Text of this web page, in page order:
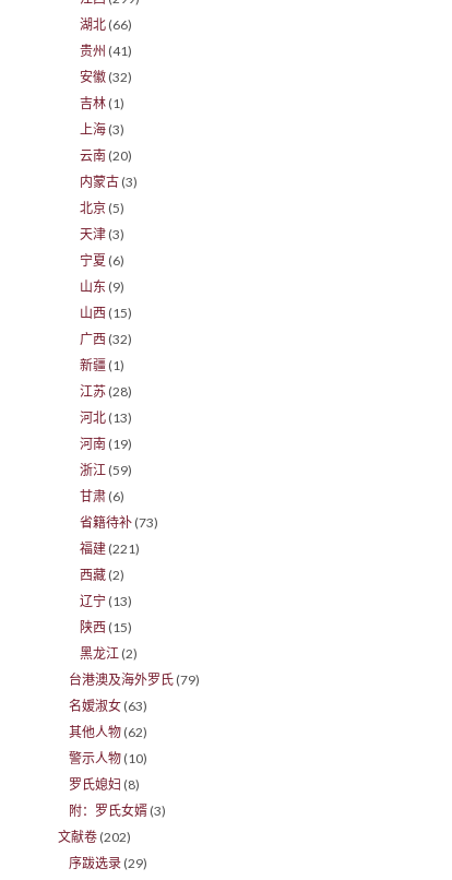
湖北 (66)
贵州 (41)
安徽 (32)
吉林 (1)
上海 (3)
云南 (20)
内蒙古 (3)
北京 (5)
天津 (3)
宁夏 (6)
山东 (9)
山西 (15)
广西 (32)
新疆 (1)
江苏 (28)
河北 (13)
河南 (19)
浙江 (59)
甘肃 (6)
省籍待补 (73)
福建 (221)
西藏 (2)
辽宁 (13)
陕西 (15)
黑龙江 (2)
台港澳及海外罗氏 (79)
名嫒淑女 (63)
其他人物 (62)
警示人物 (10)
罗氏媳妇 (8)
附：罗氏女婿 (3)
文献卷 (202)
序跋选录 (29)